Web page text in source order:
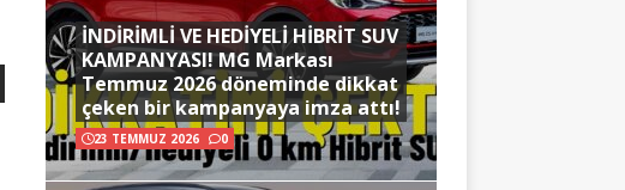
İNDİRİMLİ VE HEDİYELİ HİBRİT SUV
KAMPANYASI! MG Markası
Temmuz 2026 döneminde dikkat
çeken bir kampanyaya imza attı!
23 TEMMUZ 2026 0